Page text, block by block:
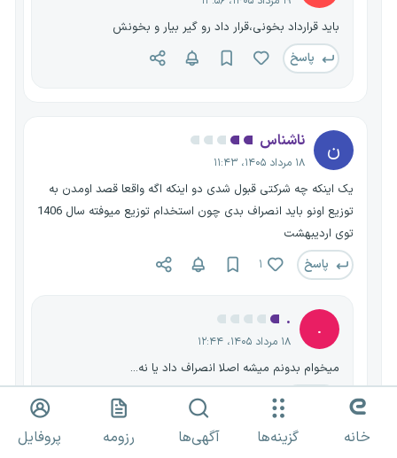
باید قرارداد بخونی،قرار داد رو گیر بیار و بخونش
پاسخ
ن ناشناس
۱۸ مرداد ۱۴۰۵، ۱۱:۴۳
یک اینکه چه شرکتی قبول شدی دو اینکه اگه واقعا قصد اومدن به
توزیع اونو باید انصراف بدی چون استخدام توزیع میوفته سال 1406
توی اردیبهشت
پاسخ
۱
.
.
۱۸ مرداد ۱۴۰۵، ۱۲:۴۴
میخوام بدونم میشه اصلا انصراف داد یا نه...
خانه گزینه‌ها آگهی‌ها رزومه پروفایل